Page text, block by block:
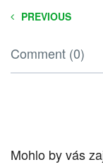
PREVIOUS
Comment (0)
Mohlo by vás